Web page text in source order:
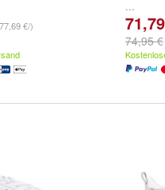
€/)
...
74,95 €